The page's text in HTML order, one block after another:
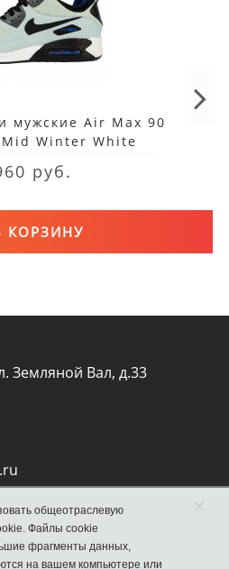
мужские Air Max 90
Winter White
руб.
КОРЗИНУ
Земляной Вал, д.33
общеотраслевую
Файлы cookie
фрагменты данных,
на вашем компьютере или
×